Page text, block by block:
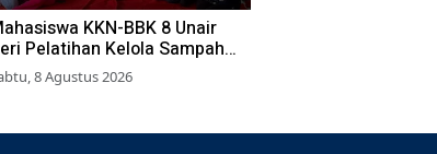
KKN-BBK 8 Unair
Pelatihan Kelola Sampah
ke Warga Simokerto
8 Agustus 2026